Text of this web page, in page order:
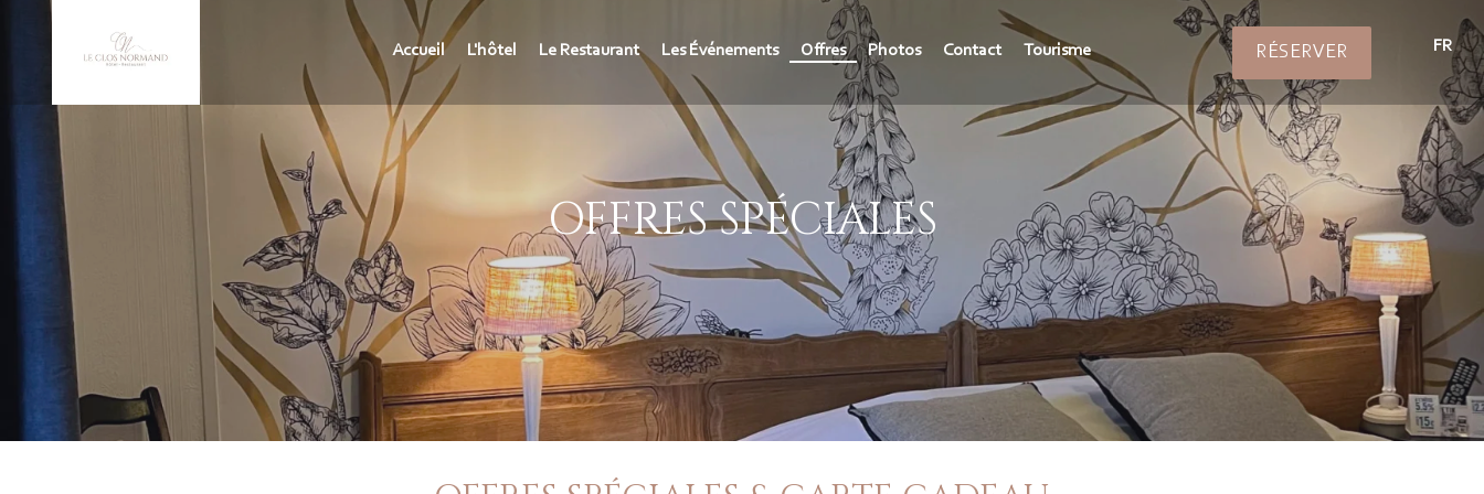
Accueil L'hôtel Le Restaurant Les Événements Offres Photos Contact Tourisme RÉSERVER FR
OFFRES SPÉCIALES